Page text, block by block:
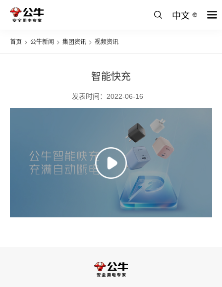
中文
首页 > 公牛新闻 > 集团资讯 > 视频资讯
智能快充
发表时间：2022-06-16